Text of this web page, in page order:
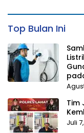
Top Bulan Ini
Tim
Juli